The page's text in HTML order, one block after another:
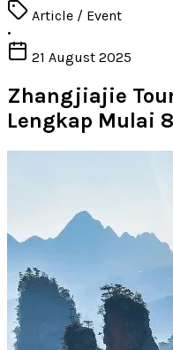
Article / Event
•
21 August 2025
Zhangjiajie
Lengkap Mulai